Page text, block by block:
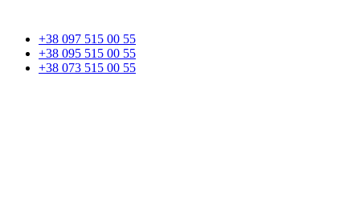
+38 097 515 00 55
+38 095 515 00 55
+38 073 515 00 55